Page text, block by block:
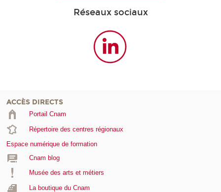
Réseaux sociaux
ACCÈS DIRECTS
Portail Cnam
Répertoire des centres régionaux
Espace numérique de formation
Cnam blog
Musée des arts et métiers
La boutique du Cnam